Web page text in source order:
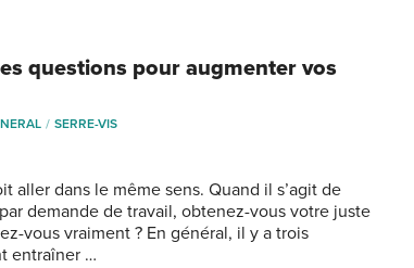
questions pour augmenter vos
SERRE-VIS
aller dans le même sens. Quand il s’agit de
demande de travail, obtenez-vous votre juste
vous vraiment ? En général, il y a trois
entraîner …